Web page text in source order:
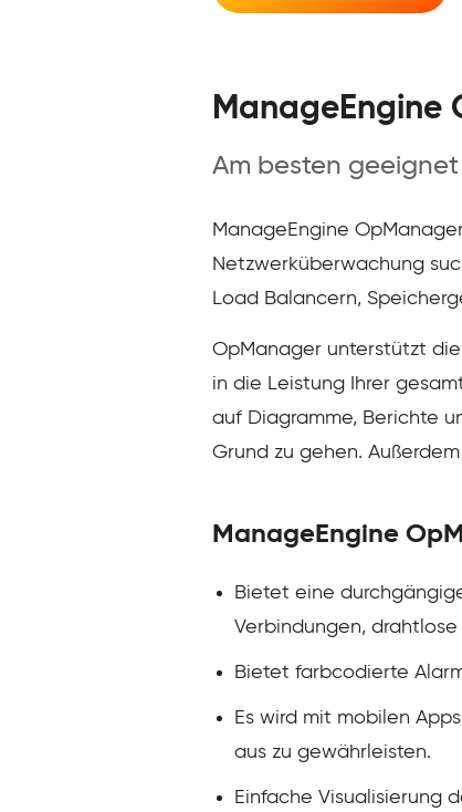
ManageEngine
Am besten
ManageEngine
Netzwerküberwachung
Load Balancern,
OpManager unterstützt die
in die Leistung Ihrer
auf Diagramme, Berichte
Grund zu gehen.
ManageEngine
Bietet eine
Verbindungen,
Bietet farbcodierte
Es wird mit mobilen
aus zu gewährleisten.
Einfache Visualisierung